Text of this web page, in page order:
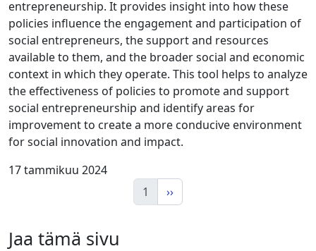
entrepreneurship. It provides insight into how these
policies influence the engagement and participation of
social entrepreneurs, the support and resources
available to them, and the broader social and economic
context in which they operate. This tool helps to analyze
the effectiveness of policies to promote and support
social entrepreneurship and identify areas for
improvement to create a more conducive environment
for social innovation and impact.
17 tammikuu 2024
1
››
Jaa tämä sivu